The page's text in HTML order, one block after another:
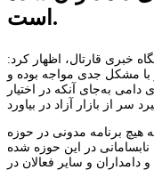
است.
خبری قارتال، اظهار کرد:
با مشکل جدی مواجه بوده و
به‌جای آنکه در اختیار
برنامه مدونی در حوزه
در این حوزه شده
و سایر فعالان در